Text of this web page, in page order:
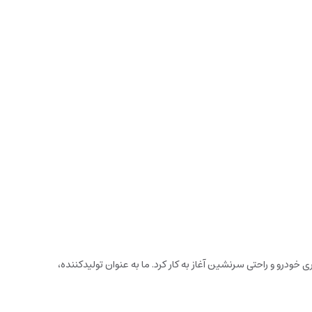
نگهداری خودرو و راحتی سرنشین آغاز به کار کرد. ما به عنوان تولیدکننده،